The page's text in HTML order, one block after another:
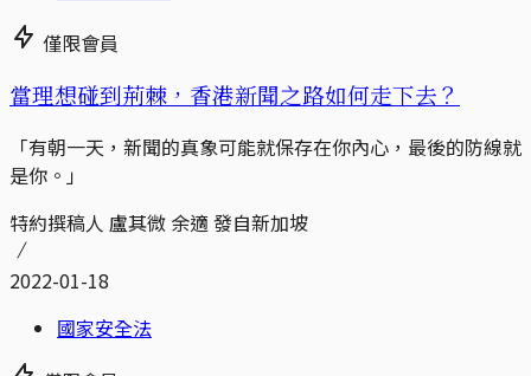
僅限會員
當理想碰到荊棘，香港新聞之路如何走下去？
「有朝一天，新聞的真象可能就保存在你內心，最後的防線就
是你。」
特約撰稿人 盧其微 余適 發自新加坡
2022-01-18
國家安全法